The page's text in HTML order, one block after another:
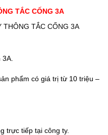
TẮC CỐNG 3A
phẩm có giá trị từ 10 triệu –
trực tiếp tại công ty.